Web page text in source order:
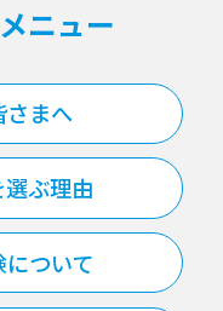
ニュー
さまへ
ぶ理由
ついて